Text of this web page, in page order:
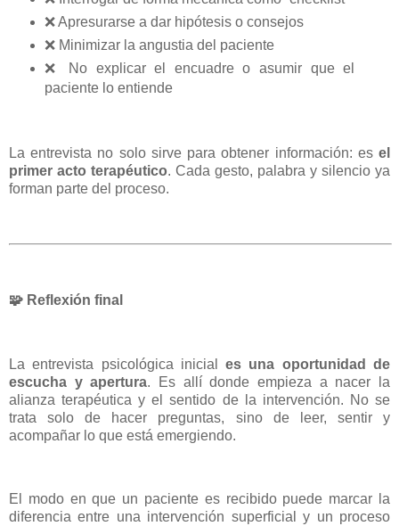
❌Apresurarse a dar hipótesis o consejos
❌Minimizar la angustia del paciente
❌
No explicar el encuadre o asumir que el
paciente lo entiende
La entrevista no solo sirve para obtener información: es el
primer acto terapéutico. Cada gesto, palabra y silencio ya
forman parte del proceso.
🧩 Reflexión final
La entrevista psicológica iniciales una oportunidad de
escucha y apertura. Es allí donde empieza a nacer la
alianza terapéutica y el sentido de la intervención. No se
trata solo de hacer preguntas, sino de leer, sentir y
acompañar lo que está emergiendo.
El modo en que un paciente es recibido puede marcar la
diferencia entre una intervención superficial y un proceso